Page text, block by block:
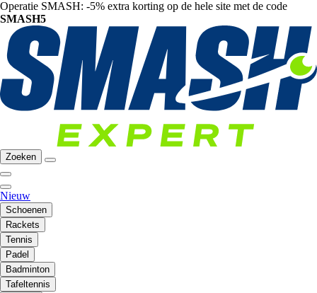
Operatie SMASH: -5% extra korting op de hele site met de code
SMASH5
Zoeken
Nieuw
Schoenen
Rackets
Tennis
Padel
Badminton
Tafeltennis